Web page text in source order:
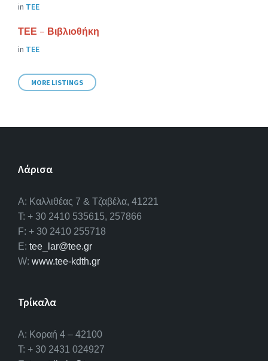
in ΤΕΕ
ΤΕΕ – Βιβλιοθήκη
in ΤΕΕ
MORE LISTINGS
Λάρισα
A: Καλλιθέας 7 & Τζαβέλα, 41221
T: + 30 2410 535615, 257866
F: + 30 2410 255718
E: tee_lar@tee.gr
W: www.tee-kdth.gr
Τρίκαλα
Α: Κοραή 4 – 42100
T: + 30 2431 024927